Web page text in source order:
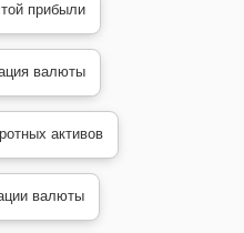
прибыли
валюты
активов
валюты